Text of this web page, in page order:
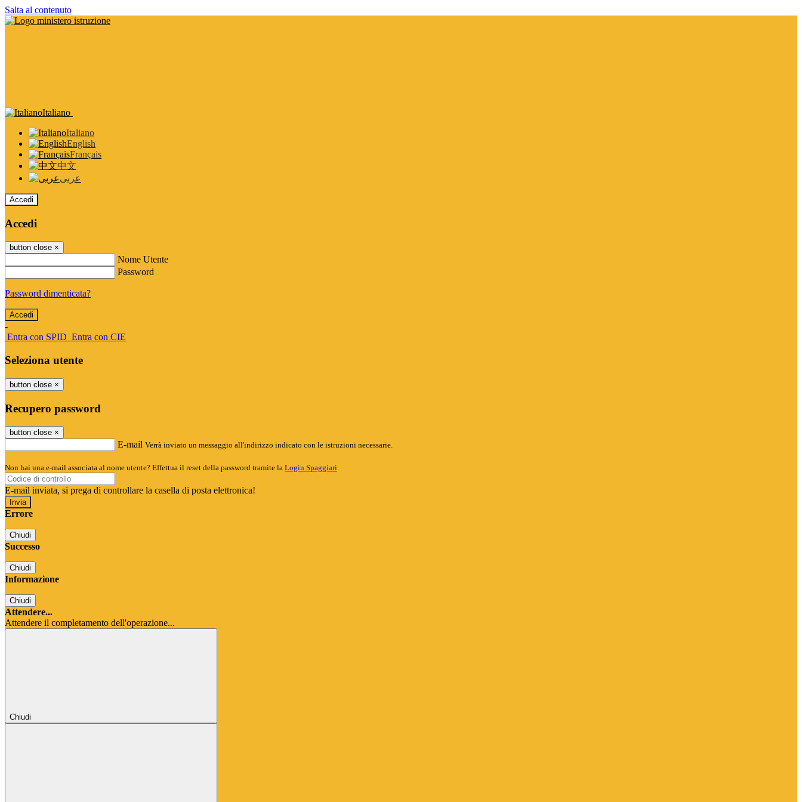
Salta al contenuto
Italiano
Italiano
English
Français
中文
عربى
Accedi
Accedi
button close ×
Nome Utente
Password
Password dimenticata?
-
Entra con SPID Entra con CIE
Seleziona utente
button close ×
Recupero password
button close ×
E-mail Verrà inviato un messaggio all'indirizzo indicato con le istruzioni necessarie.
Non hai una e-mail associata al nome utente? Effettua il reset della password tramite la Login Spaggiari
E-mail inviata, si prega di controllare la casella di posta elettronica!
Errore
Chiudi
Successo
Chiudi
Informazione
Chiudi
Attendere...
Attendere il completamento dell'operazione...
Chiudi